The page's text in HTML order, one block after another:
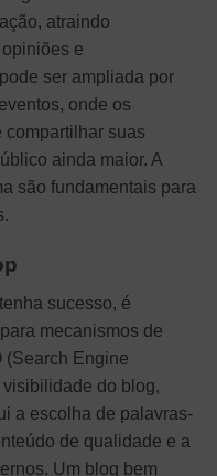
atraindo
e
ser ampliada por
onde os
compartilhar suas
ainda maior. A
são fundamentais para
sucesso, é
mecanismos de
(Search Engine
do blog,
a escolha de palavras-
de qualidade e a
Um blog bem